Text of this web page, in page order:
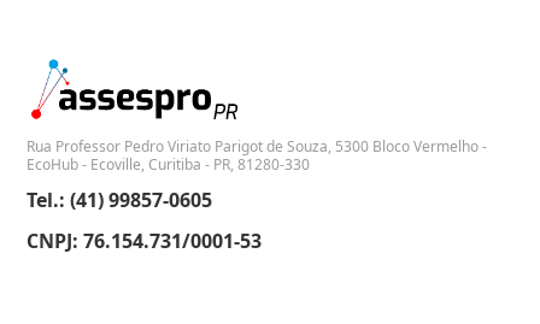
Rua Professor Pedro Viriato Parigot de Souza, 5300 Bloco Vermelho -
EcoHub - Ecoville, Curitiba - PR, 81280-330
Tel.: (41) 99857-0605
CNPJ: 76.154.731/0001-53